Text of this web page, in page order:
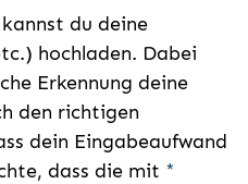
du deine
hochladen. Dabei
Erkennung deine
den richtigen
dein Eingabeaufwand
dass die mit *